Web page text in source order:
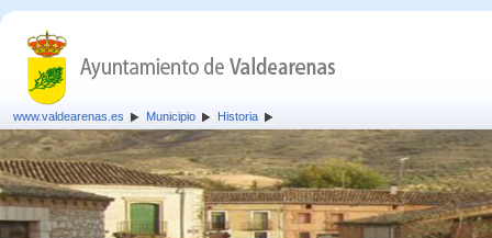
www.valdearenas.es Municipio Historia